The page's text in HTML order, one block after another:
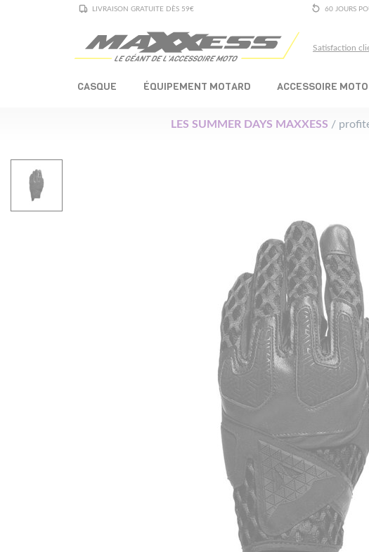
LIVRAISON GRATUITE DÈS 59€ 60 JOURS
Satisfaction
CASQUE ÉQUIPEMENT MOTARD ACCESSOIRE MOTO
LES SUMMER DAYS MAXXESS /